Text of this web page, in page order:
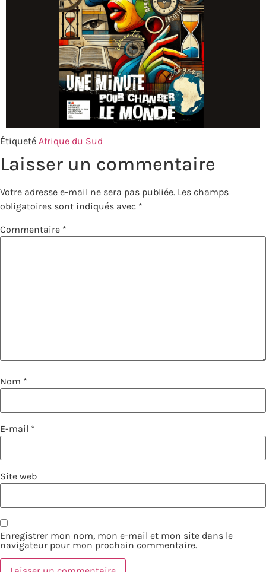
Étiqueté Afrique du Sud
Laisser un commentaire
Votre adresse e-mail ne sera pas publiée. Les champs
obligatoires sont indiqués avec *
Commentaire *
Nom *
E-mail *
Site web
Enregistrer mon nom, mon e-mail et mon site dans le
navigateur pour mon prochain commentaire.